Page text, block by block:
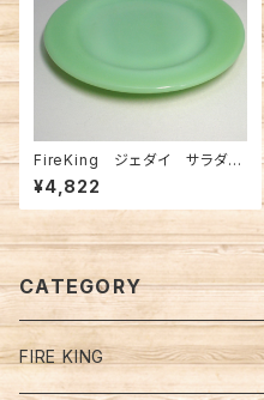
FireKing ジェダイ サラダプ
レート 6-3/4（FK-10509）
¥4,822
CATEGORY
FIRE KING